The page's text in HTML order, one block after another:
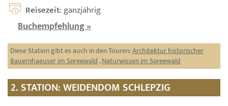
Reisezeit: ganzjährig
Buchempfehlung »
Diese Station gibt es auch in den Touren:Architektur historischer
Bauernhaeuser im Spreewald,Naturwissen im Spreewald
2. STATION: WEIDENDOM SCHLEPZIG